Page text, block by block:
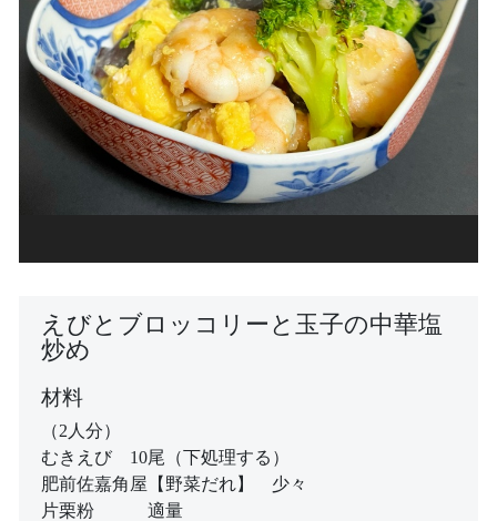
えびとブロッコリーと玉子の中華塩
炒め
材料
（2人分）
むきえび 10尾（下処理する）
肥前佐嘉角屋【野菜だれ】 少々
片栗粉 適量